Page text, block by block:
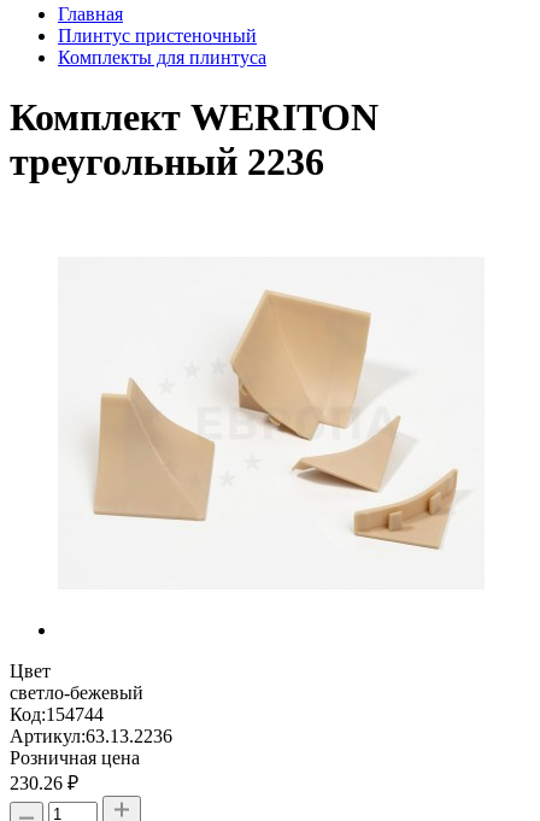
Главная
Плинтус пристеночный
Комплекты для плинтуса
Комплект WERITON
треугольный 2236
Цвет
светло-бежевый
Код:154744
Артикул:63.13.2236
Розничная цена
230.26 ₽